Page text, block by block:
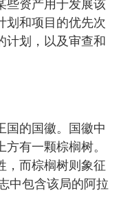
些资产用于发展该
划和项目的优先次
计划，以及审查和
国的国徽。国徽中
有一颗棕榈树。
，而棕榈树则象征
中包含该局的阿拉